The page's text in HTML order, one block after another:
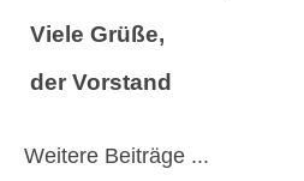
Viele Grüße,
der Vorstand
Weitere Beiträge ...